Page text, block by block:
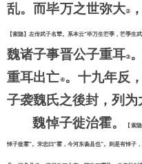
乱。而毕万之世弥大②
【索隐】左传武子名犨。系本云“毕万生芒季，芒季生
魏诸子事晋公子重耳③
重耳出亡④。十九年反
子袭魏氏之後封，列为
魏悼子徙治霍。
【索
悼子徙霍”。宋忠曰“霍，今河东彘县也”。则是有悼子